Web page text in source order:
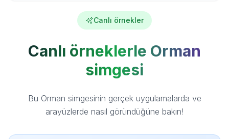
Canlı örnekler
Canlı örneklerle Orman
simgesi
Bu Orman simgesinin gerçek uygulamalarda ve
arayüzlerde nasıl göründüğüne bakın!